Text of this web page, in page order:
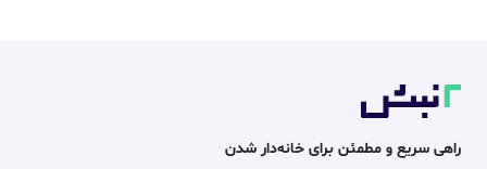
راهی سریع و مطمئن برای خانه‌دار شدن